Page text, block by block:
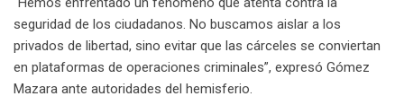
seguridad de los ciudadanos. No buscamos aislar a los
privados de libertad, sino evitar que las cárceles se conviertan
en plataformas de operaciones criminales”, expresó Gómez
Mazara ante autoridades del hemisferio.